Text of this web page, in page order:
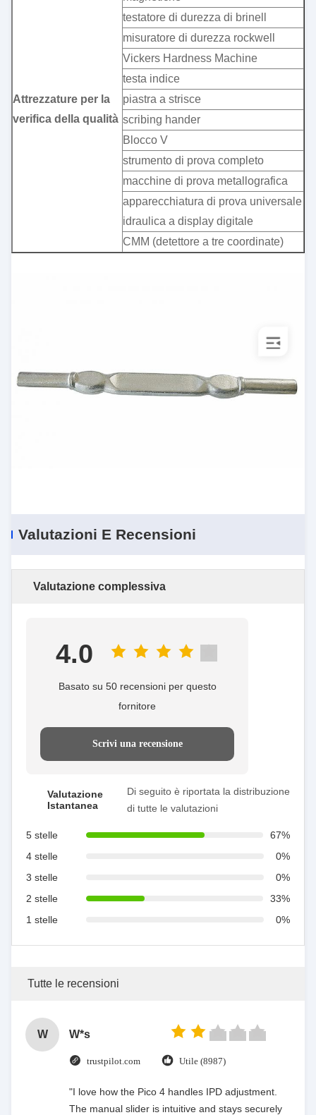
Attrezzature per la
verifica della qualità
testatore di durezza di brinell
misuratore di durezza rockwell
Vickers Hardness Machine
testa indice
piastra a strisce
scribing hander
Blocco V
strumento di prova completo
macchine di prova metallografica
apparecchiatura di prova universale
idraulica a display digitale
CMM (detettore a tre coordinate)
Valutazioni E Recensioni
Valutazione complessiva
4.0
Basato su 50 recensioni per questo
fornitore
Scrivi una recensione
Valutazione
Istantanea
Di seguito è riportata la distribuzione
di tutte le valutazioni
5 stelle
67%
4 stelle
0%
3 stelle
0%
2 stelle
33%
1 stelle
0%
Tutte le recensioni
W W*s
trustpilot.com Utile (8987)
"I love how the Pico 4 handles IPD adjustment.
The manual slider is intuitive and stays securely